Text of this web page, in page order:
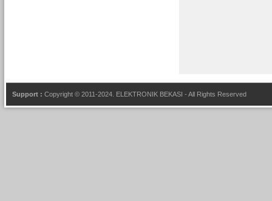
Support : Copyright © 2011-2024. ELEKTRONIK BEKASI - All Rights Reserved